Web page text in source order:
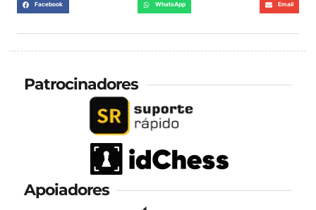
Facebook WhatsApp Email
Patrocinadores
Apoiadores